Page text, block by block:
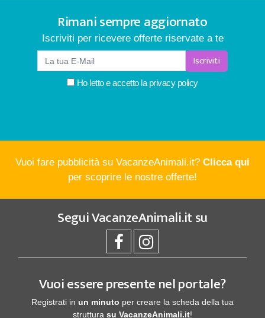
Rimani sempre aggiornato
Iscriviti per ricevere offerte riservate a te
Iscriviti
Ho letto e accetto la privacy policy
Vuoi fare pubblicità su VacanzeAnimali.it? Clicca qui
per scoprire le nostre offerte!
SeguiVacanzeAnimali.itsu
Vuoi essere presente nel portale?
Registrati in un minuto per creare la scheda della tua
struttura su VacanzeAnimali.it!